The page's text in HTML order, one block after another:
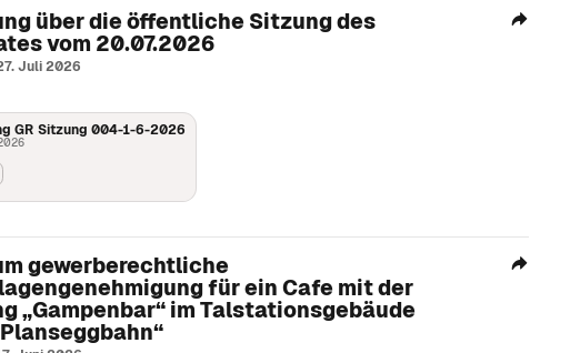
Blick.
Angebote.
über die öffentliche Sitzung des
vom 20.07.2026
Juli 2026
GR Sitzung 004-1-6-2026
gewerberechtliche
für ein Cafe mit der
„Gampenbar“ im Talstationsgebäude